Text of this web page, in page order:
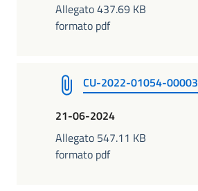
Allegato 437.69 KB
formato pdf
CU-2022-01054-00003
21-06-2024
Allegato 547.11 KB
formato pdf